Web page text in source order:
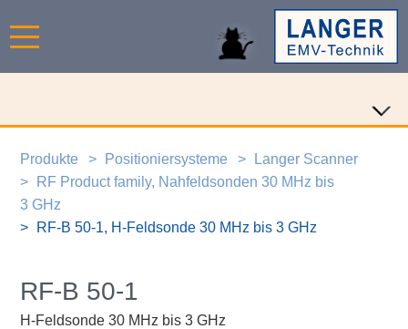
Produkte Positioniersysteme
Langer Scanner
RF Product family, Nahfeldsonden 30 MHz bis
3 GHz
RF-B 50-1, H-Feldsonde 30 MHz bis 3 GHz
RF-B 50-1
H-Feldsonde 30 MHz bis 3 GHz